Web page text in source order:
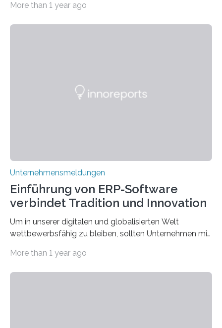
Wendungen die Hauptrolle spielen. Doch haben Sie
Goldankauf einige Lehren. In Rumpelstilzchen wird das
More than 1 year ago
Unternehmensmeldungen
Einführung von ERP-Software
verbindet Tradition und Innovation
Um in unserer digitalen und globalisierten Welt
wettbewerbsfähig zu bleiben, sollten Unternehmen mit
ihre traditionellen Werte auf der Strecke bleiben
More than 1 year ago